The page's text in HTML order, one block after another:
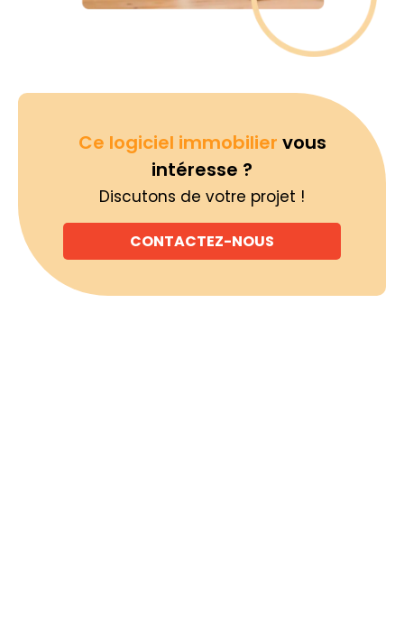
Ce logiciel immobilier vous
intéresse ?
Discutons de votre projet !
CONTACTEZ-NOUS